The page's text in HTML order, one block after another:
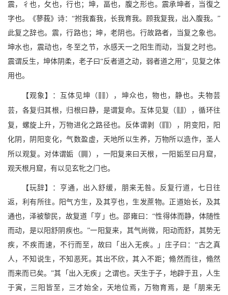
震，彳也，攵也，行也；坤，畐也，腹之形也。震承坤者，当復之
字也。《蓼莪》诗：“拊我畜我，长我育我。顾我复我，出入腹我。”
此复之辞也。震，行路也；坤，老阴也。行故路者，当复之象也。
坤水也，震动也，冬至之节，水感天一之阳生而动，当复之时也。
震谓反生，坤体阴柔，老子曰“反者道之动，弱者道之用”，见复之体
用也。
【观象】：互体见坤（w），坤众也，物也，静也。夫物芸
芸，各复归其根，归根曰静，是谓复命。互体见复（v），循环往
复，螺旋上升，万物进化之路径也。反体谓剥（c），阴变阳，阳
化阴，阴阳变化，气数盈虚，天地所以生养，万物所以造作，圣人
所以观复。对体谓姤（n），一阳复来曰天根，一阳姤至曰月窟，
观天根月窟，有以见玄牝之门也。
【玩辞】：亨通，出入舒缓，朋来无咎。反复行道，七日往
返，利有所往。阳气方生，及其亨也，生发蔗物。正道始长，及其
通也，泽被黎民，故复道「亨」也。邵雍曰：“性得体而静，体随性
而动，是以阳舒阴疾也。”一阳复来，其气尚微，阳动而舒，其势无
疾，不疾而速，不行而至，故曰「出入无疾。」庄子曰：“古之真
人，不知说生，不知恶死。其出不欣，其入不距；翛然而往，翛然
而来而已矣。”其「出入无疾」之谓也。天生于子，地辟于丑，人生
于寅，三阳皆至，三才始全，天地位焉，万物育焉，是「朋来无